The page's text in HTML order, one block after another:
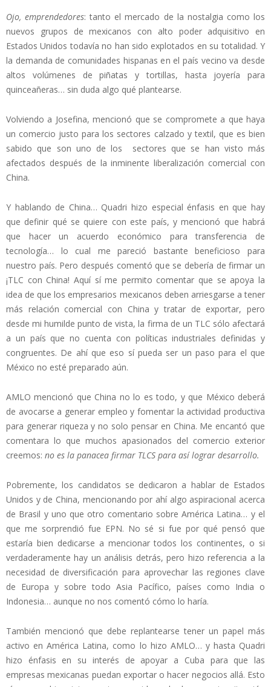
Ojo, emprendedores: tanto el mercado de la nostalgia como los
nuevos grupos de mexicanos con alto poder adquisitivo en
Estados Unidos todavía no han sido explotados en su totalidad. Y
la demanda de comunidades hispanas en el país vecino va desde
altos volúmenes de piñatas y tortillas, hasta joyería para
quinceañeras… sin duda algo qué plantearse.
Volviendo a Josefina, mencionó que se compromete a que haya
un comercio justo para los sectores calzado y textil, que es bien
sabido que son uno de los sectores que se han visto más
afectados después de la inminente liberalización comercial con
China.
Y hablando de China… Quadri hizo especial énfasis en que hay
que definir qué se quiere con este país, y mencionó que habrá
que hacer un acuerdo económico para transferencia de
tecnología… lo cual me pareció bastante beneficioso para
nuestro país. Pero después comentó que se debería de firmar un
¡TLC con China! Aquí sí me permito comentar que se apoya la
idea de que los empresarios mexicanos deben arriesgarse a tener
más relación comercial con China y tratar de exportar, pero
desde mi humilde punto de vista, la firma de un TLC sólo afectará
a un país que no cuenta con políticas industriales definidas y
congruentes. De ahí que eso sí pueda ser un paso para el que
México no esté preparado aún.
AMLO mencionó que China no lo es todo, y que México deberá
de avocarse a generar empleo y fomentar la actividad productiva
para generar riqueza y no solo pensar en China. Me encantó que
comentara lo que muchos apasionados del comercio exterior
creemos: no es la panacea firmar TLCS para así lograr desarrollo.
Pobremente, los candidatos se dedicaron a hablar de Estados
Unidos y de China, mencionando por ahí algo aspiracional acerca
de Brasil y uno que otro comentario sobre América Latina… y el
que me sorprendió fue EPN. No sé si fue por qué pensó que
estaría bien dedicarse a mencionar todos los continentes, o si
verdaderamente hay un análisis detrás, pero hizo referencia a la
necesidad de diversificación para aprovechar las regiones clave
de Europa y sobre todo Asia Pacífico, países como India o
Indonesia… aunque no nos comentó cómo lo haría.
También mencionó que debe replantearse tener un papel más
activo en América Latina, como lo hizo AMLO… y hasta Quadri
hizo énfasis en su interés de apoyar a Cuba para que las
empresas mexicanas puedan exportar o hacer negocios allá. Esto